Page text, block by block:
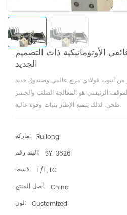
الأوتوماتيكية ذات التصميم
الجديد
من أنبوب فولاذي مربع عالمي وصندوق حديد
الرئيسي هو المعالجة الصلب والجسر
طحن. لذلك يتمتع الإطار بثبات وقوة عالية.
المواقع الآلي. الفقرة الثانية تحتوي على
نظام التدفئة، ونظام التفريغ المساعد
ماركة:
Ruilong
البند رقم: SY-3826
قسط: T/T, LC
أصل المنتج: China
لون: Customized